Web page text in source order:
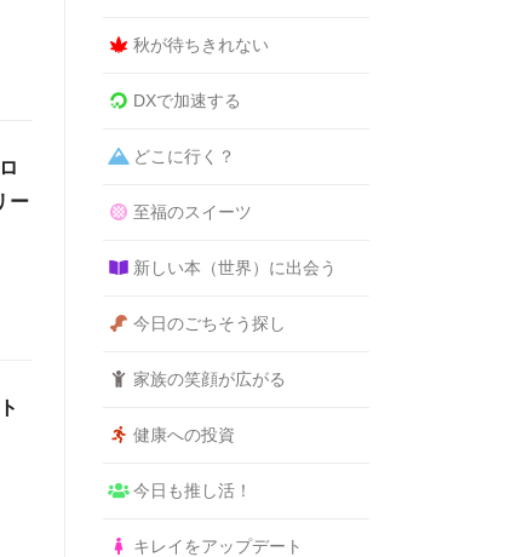
ー
秋が待ちきれない
DXで加速する
どこに行く？
至福のスイーツ
新しい本（世界）に出会う
今日のごちそう探し
家族の笑顔が広がる
健康への投資
今日も推し活！
キレイをアップデート